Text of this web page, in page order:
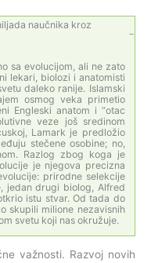
naučnika kroz
sa evolucijom, ali ne zato
lekari, biolozi i anatomisti
daleko ranije. Islamski
osmog veka primetio
Engleski anatom i “otac
veze još sredinom
Lamark je predložio
stečene osobine; no,
Razlog zbog koga je
je njegova precizna
prirodne selekcije
jedan drugi biolog, Alfred
istu stvar. Od tada do
skupili milione nezavisnih
svetu koji nas okružuje.
važnosti. Razvoj novih